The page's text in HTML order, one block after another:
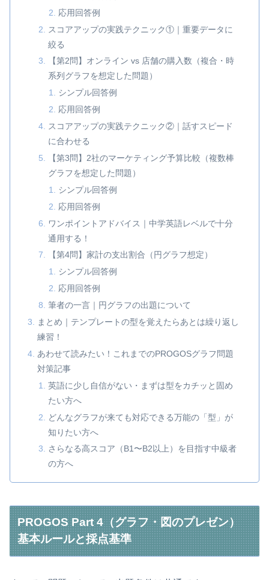
応用回答例
スコアアップの実践テクニック①｜重要データに
絞る
【第2問】オンライン vs 店舗の購入数（複合・時
系列グラフを想定した問題）
シンプル回答例
応用回答例
スコアアップの実践テクニック②｜話すスピード
に合わせる
【第3問】2社のマーケティング予算比較（複数棒
グラフを想定した問題）
シンプル回答例
応用回答例
ワンポイントアドバイス｜中学英語レベルで十分
通用する！
【第4問】家計の支出割合（円グラフ想定）
シンプル回答例
応用回答例
筆者の一言｜円グラフの出題について
まとめ｜テンプレートの型を覚えたらあとは繰り返し
練習！
あわせて読みたい！これまでのPROGOSグラフ問題
対策記事
英語に少し自信がない・まずは型をカチッと固め
たい方へ
どんなグラフが来ても対応できる万能の「型」が
知りたい方へ
さらなる高スコア（B1〜B2以上）を目指す中級者
の方へ
PROGOS Part 4（グラフ・図のプレゼン）
基本ルールと採点基準